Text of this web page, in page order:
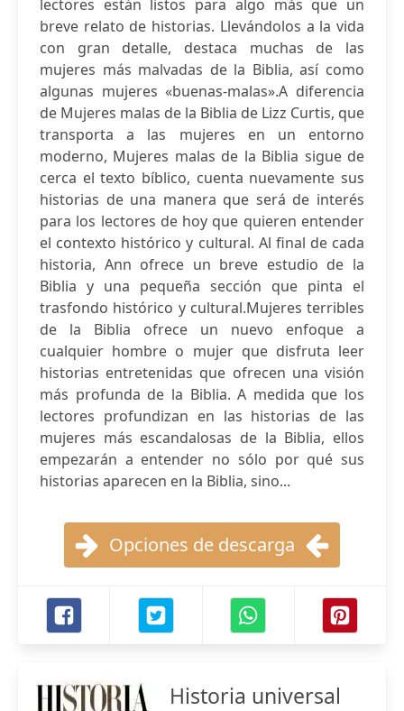
lectores están listos para algo más que un
breve relato de historias. Llevándolos a la vida
con gran detalle, destaca muchas de las
mujeres más malvadas de la Biblia, así como
algunas mujeres «buenas-malas».A diferencia
de Mujeres malas de la Biblia de Lizz Curtis, que
transporta a las mujeres en un entorno
moderno, Mujeres malas de la Biblia sigue de
cerca el texto bíblico, cuenta nuevamente sus
historias de una manera que será de interés
para los lectores de hoy que quieren entender
el contexto histórico y cultural. Al final de cada
historia, Ann ofrece un breve estudio de la
Biblia y una pequeña sección que pinta el
trasfondo histórico y cultural.Mujeres terribles
de la Biblia ofrece un nuevo enfoque a
cualquier hombre o mujer que disfruta leer
historias entretenidas que ofrecen una visión
más profunda de la Biblia. A medida que los
lectores profundizan en las historias de las
mujeres más escandalosas de la Biblia, ellos
empezarán a entender no sólo por qué sus
historias aparecen en la Biblia, sino...
Opciones de descarga
Historia universal